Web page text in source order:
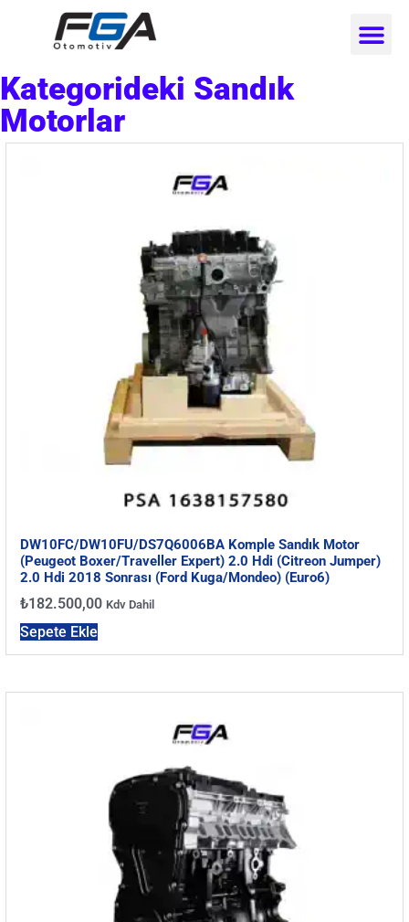
Kategorideki Sandık
Motorlar
DW10FC/DW10FU/DS7Q6006BA Komple Sandık Motor
(Peugeot Boxer/Traveller Expert) 2.0 Hdi (Citreon Jumper)
2.0 Hdi 2018 Sonrası (Ford Kuga/Mondeo) (Euro6)
₺182.500,00 Kdv Dahil
Sepete Ekle